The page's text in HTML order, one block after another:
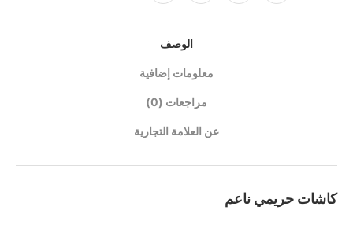
الوصف
معلومات إضافية
مراجعات (0)
عن العلامة التجارية
كاشات حريمي ناعم